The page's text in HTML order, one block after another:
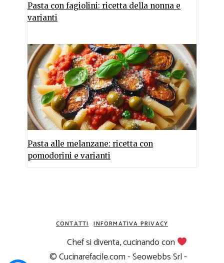
Pasta con fagiolini: ricetta della nonna e
varianti
Pasta alle melanzane: ricetta con
pomodorini e varianti
CONTATTI INFORMATIVA PRIVACY
Chef si diventa, cucinando con
© Cucinarefacile.com - Seowebbs Srl -